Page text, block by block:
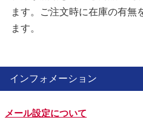
ます。ご注文時に在庫の有無
ます。
インフォメーション
メール設定について